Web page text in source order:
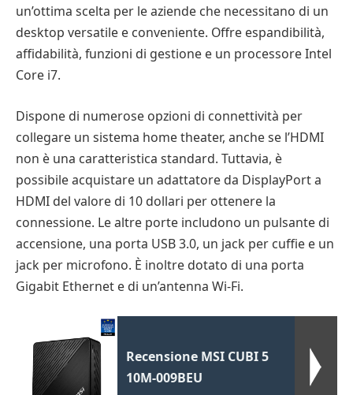
un’ottima scelta per le aziende che necessitano di un
desktop versatile e conveniente. Offre espandibilità,
affidabilità, funzioni di gestione e un processore Intel
Core i7.
Dispone di numerose opzioni di connettività per
collegare un sistema home theater, anche se l’HDMI
non è una caratteristica standard. Tuttavia, è
possibile acquistare un adattatore da DisplayPort a
HDMI del valore di 10 dollari per ottenere la
connessione. Le altre porte includono un pulsante di
accensione, una porta USB 3.0, un jack per cuffie e un
jack per microfono. È inoltre dotato di una porta
Gigabit Ethernet e di un’antenna Wi-Fi.
Recensione MSI CUBI 5
10M-009BEU